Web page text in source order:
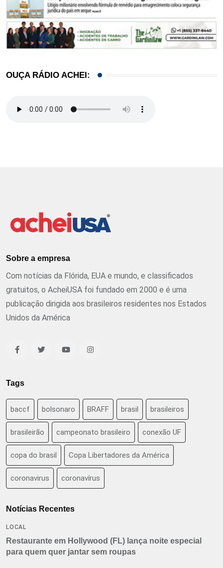
OUÇA RÁDIO ACHEI:
Sobre a empresa
Com notícias da Flórida, EUA e mundo, e classificados
gratuitos, o AcheiUSA foi fundado em 2000 e é uma
publicação dirigida aos brasileiros residentes nos Estados
Unidos da América
Tags
baccf bolsonaro BRAFF brasil brasileiros
brasileirão campeonato brasileiro conexão UF
copa do brasil Copa Libertadores da América
coronavirus coronavírus
Notícias Recentes
LOCAL
Restaurante em Hollywood (FL) lança noite especial
para quem quer jantar sem roupas